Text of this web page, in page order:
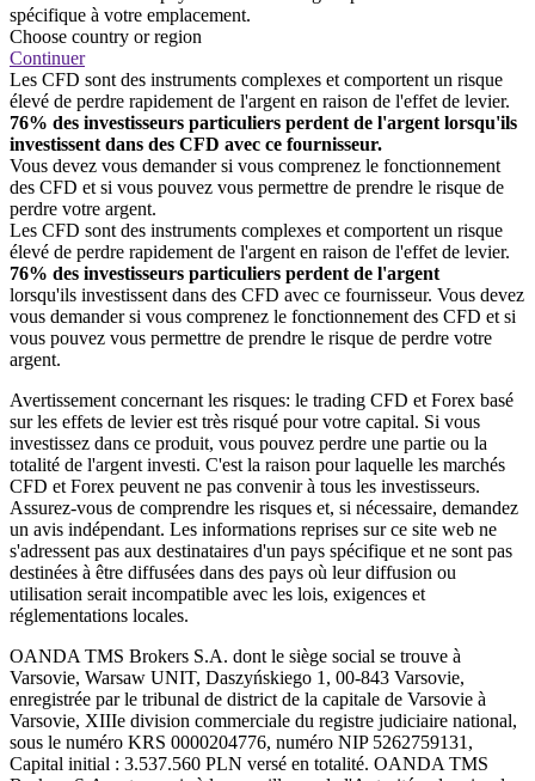
spécifique à votre emplacement.
Choose country or region
Continuer
Les CFD sont des instruments complexes et comportent un risque
élevé de perdre rapidement de l'argent en raison de l'effet de levier.
76% des investisseurs particuliers perdent de l'argent lorsqu'ils
investissent dans des CFD avec ce fournisseur.
Vous devez vous demander si vous comprenez le fonctionnement
des CFD et si vous pouvez vous permettre de prendre le risque de
perdre votre argent.
Les CFD sont des instruments complexes et comportent un risque
élevé de perdre rapidement de l'argent en raison de l'effet de levier.
76% des investisseurs particuliers perdent de l'argent
lorsqu'ils investissent dans des CFD avec ce fournisseur. Vous devez
vous demander si vous comprenez le fonctionnement des CFD et si
vous pouvez vous permettre de prendre le risque de perdre votre
argent.
Avertissement concernant les risques: le trading CFD et Forex basé
sur les effets de levier est très risqué pour votre capital. Si vous
investissez dans ce produit, vous pouvez perdre une partie ou la
totalité de l'argent investi. C'est la raison pour laquelle les marchés
CFD et Forex peuvent ne pas convenir à tous les investisseurs.
Assurez-vous de comprendre les risques et, si nécessaire, demandez
un avis indépendant. Les informations reprises sur ce site web ne
s'adressent pas aux destinataires d'un pays spécifique et ne sont pas
destinées à être diffusées dans des pays où leur diffusion ou
utilisation serait incompatible avec les lois, exigences et
réglementations locales.
OANDA TMS Brokers S.A. dont le siège social se trouve à
Varsovie, Warsaw UNIT, Daszyńskiego 1, 00-843 Varsovie,
enregistrée par le tribunal de district de la capitale de Varsovie à
Varsovie, XIIIe division commerciale du registre judiciaire national,
sous le numéro KRS 0000204776, numéro NIP 5262759131,
Capital initial : 3.537.560 PLN versé en totalité. OANDA TMS